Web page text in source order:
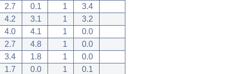
2.7 0.1 1
3.4
4.2 3.1 1
3.2
4.0 4.1 1
0.0
2.7 4.8 1
0.0
3.4 1.8 1
0.0
1.7 0.0 1
0.1